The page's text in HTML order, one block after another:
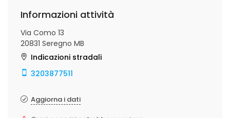
Informazioni attività
Via Como 13
20831 Seregno MB
Indicazioni stradali
3203877511
Aggiorna i dati